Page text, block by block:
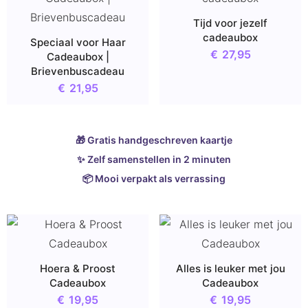
Speciaal voor Haar
Cadeaubox |
Brievenbuscadeau
€ 21,95
Tijd voor jezelf
cadeaubox
€ 27,95
🎁 Gratis handgeschreven kaartje
✨ Zelf samenstellen in 2 minuten
📦 Mooi verpakt als verrassing
Hoera & Proost
Cadeaubox
€ 19,95
Alles is leuker met jou
Cadeaubox
€ 19,95